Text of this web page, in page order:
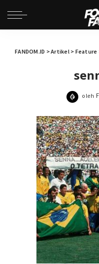
FANDOM.ID >Artikel> Feature
oleh